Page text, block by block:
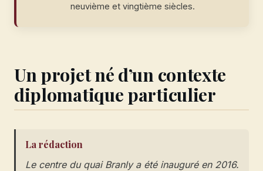
neuvième et vingtième siècles.
Un projet né d’un contexte
diplomatique particulier
La rédaction
Le centre du quai Branly a été inauguré en 2016.